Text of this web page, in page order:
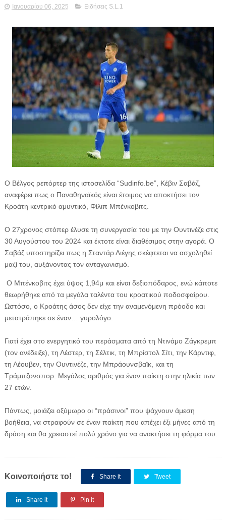
Ιανουαρίου 06, 2025 Ειδήσεις S.L.1
Ο Βέλγος ρεπόρτερ της ιστοσελίδα “Sudinfo.be”, Κέβιν Σαβάζ,
αναφέρει πως ο Παναθηναϊκός είναι έτοιμος να αποκτήσει τον
Κροάτη κεντρικό αμυντικό, Φίλιπ Μπένκοβιτς.
Ο 27χρονος στόπερ έλυσε τη συνεργασία του με την Ουντινέζε στις
30 Αυγούστου του 2024 και έκτοτε είναι διαθέσιμος στην αγορά. Ο
Σαβάζ υποστηρίζει πως η Σταντάρ Λιέγης σκέφτεται να ασχοληθεί
μαζί του, αυξάνοντας τον ανταγωνισμό.
Ο Μπένκοβιτς έχει ύψος 1,94μ και είναι δεξιοπόδαρος, ενώ κάποτε
θεωρήθηκε από τα μεγάλα ταλέντα του κροατικού ποδοσφαίρου.
Ωστόσο, ο Κροάτης άσος δεν είχε την αναμενόμενη πρόοδο και
μετατράπηκε σε έναν… γυρολόγο.
Γιατί έχει στο ενεργητικό του περάσματα από τη Ντινάμο Ζάγκρεμπ
(τον ανέδειξε), τη Λέστερ, τη Σέλτικ, τη Μπρίστολ Σίτι, την Κάρντιφ,
τη Λέουβεν, την Ουντινέζε, την Μπράουνσβαϊκ, και τη
Τράμπζονσπορ. Μεγάλος αριθμός για έναν παίκτη στην ηλικία των
27 ετών.
Πάντως, μοιάζει οξύμωρο οι “πράσινοι” που ψάχνουν άμεση
βοήθεια, να στραφούν σε έναν παίκτη που απέχει έξι μήνες από τη
δράση και θα χρειαστεί πολύ χρόνο για να ανακτήσει τη φόρμα του.
Κοινοποιήστε το! Share it Tweet
Share it Pin it